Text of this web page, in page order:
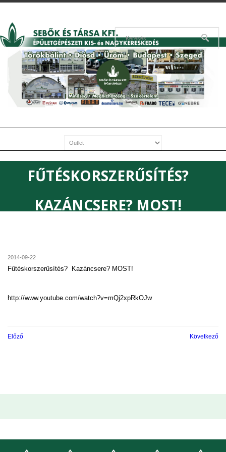
FŰTÉSKORSZERŰSÍTÉS?
KAZÁNCSERE? MOST!
2014-09-22
Fűtéskorszerűsítés? Kazáncsere? MOST!
http://www.youtube.com/watch?v=mQj2xpRkOJw
Előző Következő